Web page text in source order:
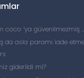
coco ‘ya güvenilmezmiş
da asla paramı iade
giderildi mi?